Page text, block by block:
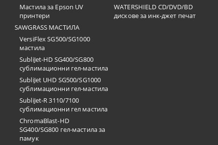
Мастила за Epson UV
принтери
SAWGRASS МАСТИЛА
VersiFlex SG500/SG1000
мастила
SubliJet-HD SG400/SG800
сублимационни гел-мастила
SubliJet UHD SG500/SG1000
сублимационни гел-мастила
SubliJet-R 3110/7100
сублимационни гел мастила
ChromaBlast-HD
SG400/SG800 гел-мастила за
памук
WATERSHIELD CD/DVD/BD
дискове за инк-джет печат